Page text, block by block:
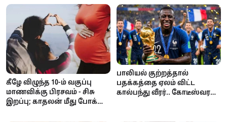
கீழே விழுந்த 10-ம் வகுப்பு
மாணவிக்கு பிரசவம் - சிசு
இறப்பு; காதலன் மீது போக்சோ
பாலியல் குற்றத்தால்
பதக்கத்தை ஏலம் விட்ட
கால்பந்து வீரர்.. கோடீஸ்வரன்